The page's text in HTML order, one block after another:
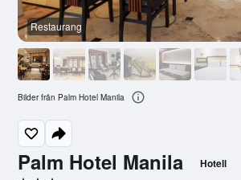
Palm Hotel Manila Hotell
Restaurang
Bilder från Palm Hotel Manila